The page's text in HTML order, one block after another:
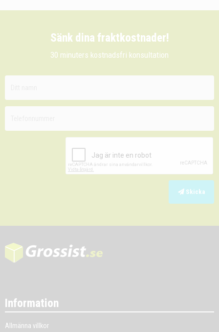
Sänk dina fraktkostnader!
30 minuters kostnadsfri konsultation
Skicka
Information
Allmänna villkor